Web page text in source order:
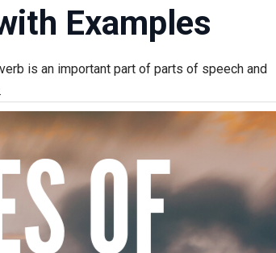
Examples
is an important part of parts of speech and